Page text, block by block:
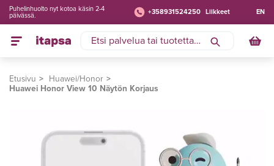
+358931524250 Liikkeet
Puhelinhuolto nyt kotoa käsin 2-4
päivässä.
EN
Etusivu
Huawei/Honor
Huawei Honor View 10 Näytön Korjaus